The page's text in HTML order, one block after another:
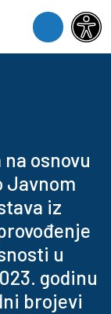
Menu
osnovu
Javnom
iz
u
godinu
brojevi